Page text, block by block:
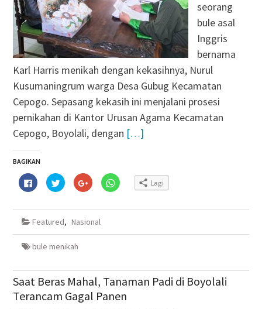
seorang
bule asal
Inggris
bernama
Karl Harris menikah dengan kekasihnya, Nurul
Kusumaningrum warga Desa Gubug Kecamatan
Cepogo. Sepasang kekasih ini menjalani prosesi
pernikahan di Kantor Urusan Agama Kecamatan
Cepogo, Boyolali, dengan […]
BAGIKAN
Klik
untuk
membagikan
Facebook(Membuka
jendela
baru)
Klik
untuk
berbagi
Twitter(Membuka
jendela
baru)
Klik
untuk
berbagi
Google+
di
yang
Klik
untuk
WhatsApp(Membuka
baru)
Lagi
Featured, Nasional
bule menikah
Saat Beras Mahal, Tanaman Padi di Boyolali
Terancam Gagal Panen